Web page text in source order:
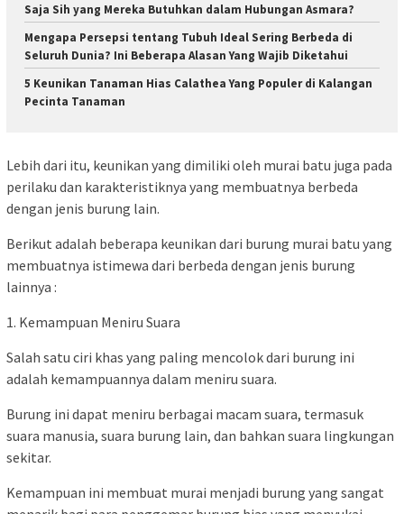
Saja Sih yang Mereka Butuhkan dalam Hubungan Asmara?
Mengapa Persepsi tentang Tubuh Ideal Sering Berbeda di
Seluruh Dunia? Ini Beberapa Alasan Yang Wajib Diketahui
5 Keunikan Tanaman Hias Calathea Yang Populer di Kalangan
Pecinta Tanaman
Lebih dari itu, keunikan yang dimiliki oleh murai batu juga pada
perilaku dan karakteristiknya yang membuatnya berbeda
dengan jenis burung lain.
Berikut adalah beberapa keunikan dari burung murai batu yang
membuatnya istimewa dari berbeda dengan jenis burung
lainnya :
1. Kemampuan Meniru Suara
Salah satu ciri khas yang paling mencolok dari burung ini
adalah kemampuannya dalam meniru suara.
Burung ini dapat meniru berbagai macam suara, termasuk
suara manusia, suara burung lain, dan bahkan suara lingkungan
sekitar.
Kemampuan ini membuat murai menjadi burung yang sangat